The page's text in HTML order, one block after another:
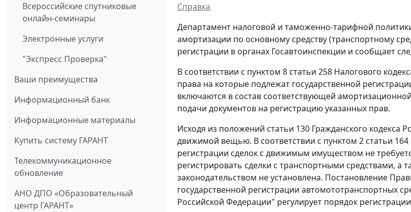
Всероссийские спутниковые
онлайн-семинары
Электронные услуги
"Экспресс Проверка"
Ваши преимущества
Информационный банк
Информационные материалы
Купить систему ГАРАНТ
Телекоммуникационное
обновление
АНО ДПО «Образовательный
центр ГАРАНТ»
Справка
Департамент налоговой и таможенно-тарифной
амортизации по основному средству (транспортному
регистрации в органах Госавтоинспекции и сообщает
В соответствии с пунктом 8 статьи 258 Налогового
права на которые подлежат государственной
включаются в состав соответствующей
подачи документов на регистрацию указанных прав.
Исходя из положений статьи 130 Гражданского кодекса
движимой вещью. В соответствии с пунктом 2 статьи
регистрации сделок с движимым имуществом не
регистрировать сделки с транспортными средствами, а
законодательством не установлена. Постановление
государственной регистрации автомототранспортных
Российской Федерации" регулирует порядок